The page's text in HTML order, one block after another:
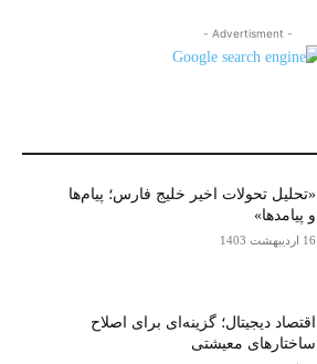
- Advertisment -
«تحلیل تحولات اخیر خلیج فارس؛ پیام‌ها
و پیامدها»
16 اردیبهشت 1403
اقتصاد دیجیتال؛ گزینه‌ای برای اصلاح
ساختارهای معیشتی